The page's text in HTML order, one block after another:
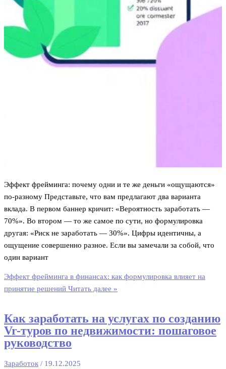
Эффект фрейминга: почему одни и те же деньги «ощущаются»
по‑разному Представьте, что вам предлагают два варианта
вклада. В первом баннер кричит: «Вероятность заработать —
70%». Во втором — то же самое по сути, но формулировка
другая: «Риск не заработать — 30%». Цифры идентичны, а
ощущение совершенно разное. Если вы замечали за собой, что
один вариант
Эффект фрейминга в финансах: как формулировка влияет на
принятие решений Читать далее »
Как заработать на услугах по созданию
Vr-туров по недвижимости: пошаговое
руководство
Заработок / 19.12.2025